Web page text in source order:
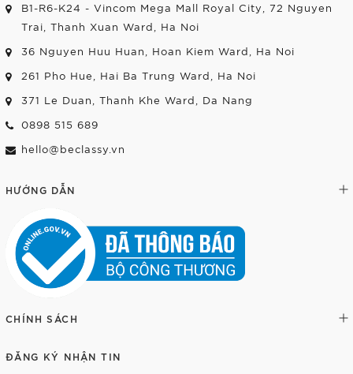
B1-R6-K24 - Vincom Mega Mall Royal City, 72 Nguyen
Trai, Thanh Xuan Ward, Ha Noi
36 Nguyen Huu Huan, Hoan Kiem Ward, Ha Noi
261 Pho Hue, Hai Ba Trung Ward, Ha Noi
371 Le Duan, Thanh Khe Ward, Da Nang
0898 515 689
hello@beclassy.vn
HƯỚNG DẪN
CHÍNH SÁCH
ĐĂNG KÝ NHẬN TIN